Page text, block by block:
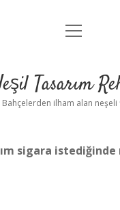
Anasayfa
Yasal Uyarı
menüyü
Tasarım
Bahçelerden ilham alan neşeli
sigara